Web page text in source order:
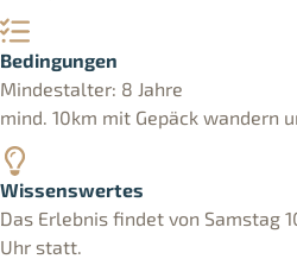
Bedingungen
Mindestalter: 8 Jahre
mind. 10km mit Gepäck wandern
Wissenswertes
Das Erlebnis findet von Samstag
Uhr statt.